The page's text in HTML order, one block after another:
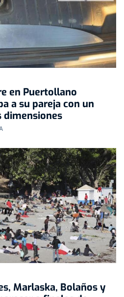
en Puertollano
a su pareja con un
dimensiones
Marlaska, Bolaños y